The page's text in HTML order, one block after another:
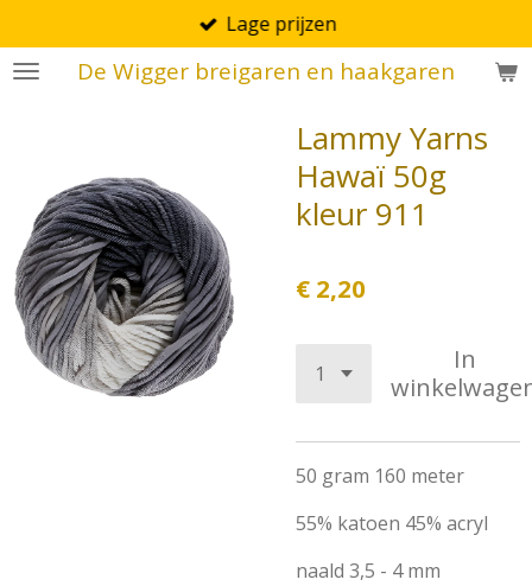
direct
naar
De Wigger breigaren en haakgaren
Lage prijzen
Lammy Yarns
Hawaï 50g
kleur 911
€ 2,20
In
50 gram 160 meter
55% katoen 45% acryl
naald 3,5 - 4 mm